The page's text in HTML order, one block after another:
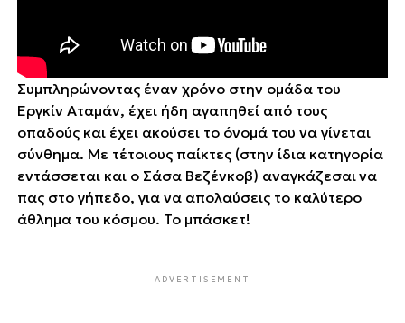
Συμπληρώνοντας έναν χρόνο στην ομάδα του
Εργκίν Αταμάν, έχει ήδη αγαπηθεί από τους
οπαδούς και έχει ακούσει το όνομά του να γίνεται
σύνθημα. Με τέτοιους παίκτες (στην ίδια κατηγορία
εντάσσεται και ο Σάσα Βεζένκοβ) ΄΄αναγκάζεσαι΄΄ να
πας στο γήπεδο, για να απολαύσεις το καλύτερο
άθλημα του κόσμου. Το μπάσκετ!
ADVERTISEMENT